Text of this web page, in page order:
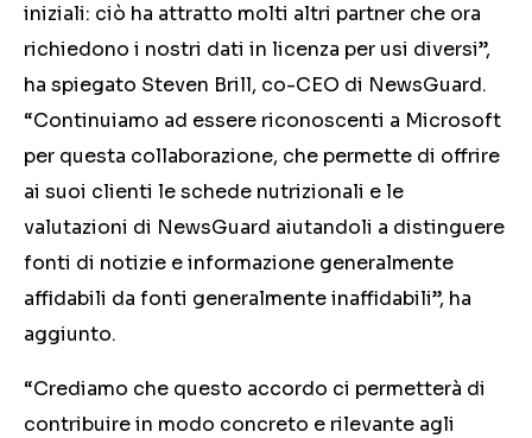
iniziali: ciò ha attratto molti altri partner che ora
richiedono i nostri dati in licenza per usi diversi”,
ha spiegato Steven Brill, co-CEO di NewsGuard.
“Continuiamo ad essere riconoscenti a Microsoft
per questa collaborazione, che permette di offrire
ai suoi clienti le schede nutrizionali e le
valutazioni di NewsGuard aiutandoli a distinguere
fonti di notizie e informazione generalmente
affidabili da fonti generalmente inaffidabili”, ha
aggiunto.
“Crediamo che questo accordo ci permetterà di
contribuire in modo concreto e rilevante agli